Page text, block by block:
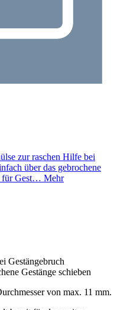
zur raschen Hilfe bei
über das gebrochene
für Gest… Mehr
Gestängebruch
Gestänge schieben
von max. 11 mm.